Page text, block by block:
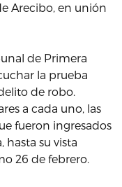
Arecibo, en unión
de Primera
la prueba
de robo.
a cada uno, las
fueron ingresados
hasta su vista
26 de febrero.